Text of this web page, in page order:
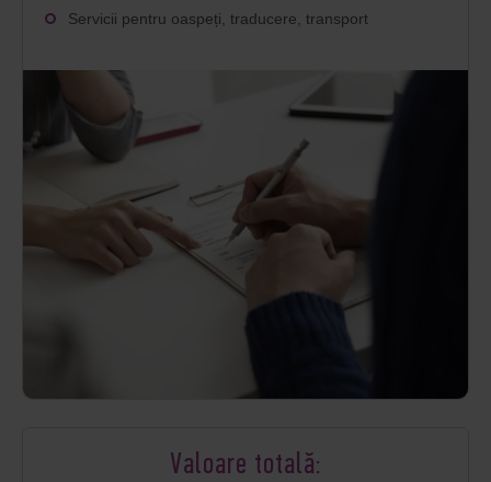
Servicii pentru oaspeți, traducere, transport
Valoare totală: